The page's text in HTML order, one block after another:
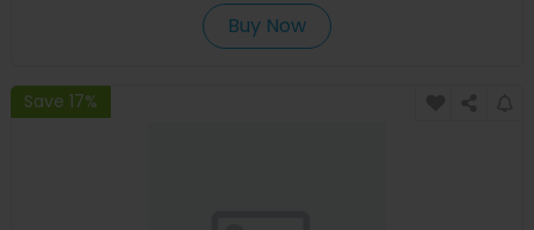
Buy Now
Save 17%